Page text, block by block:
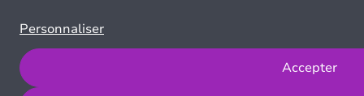
Personnaliser
Accepter